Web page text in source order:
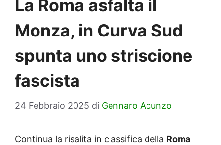
La Roma asfalta il
Monza, in Curva Sud
spunta uno striscione
fascista
24 Febbraio 2025 di Gennaro Acunzo
Continua la risalita in classifica della Roma